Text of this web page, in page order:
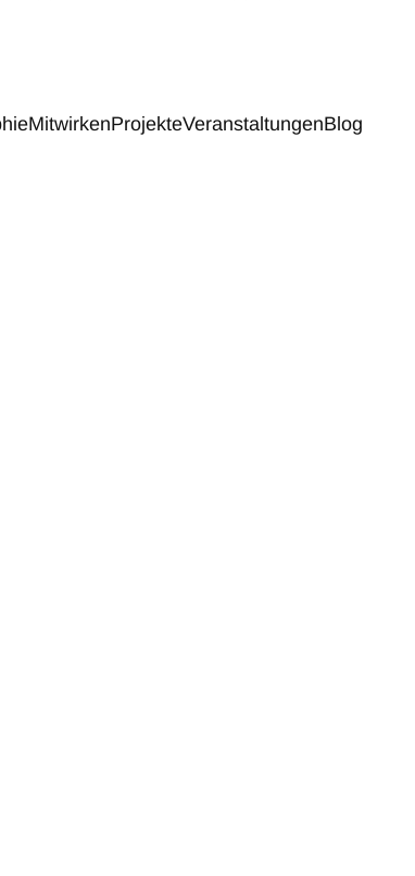
MitwirkenProjekteVeranstaltungenBlog